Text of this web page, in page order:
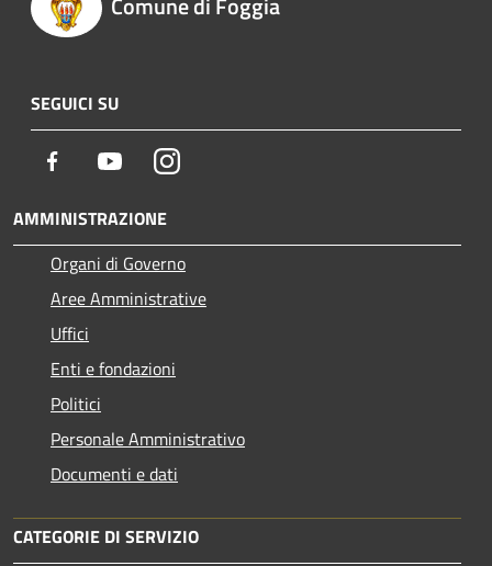
SEGUICI SU
Facebook YoutubeInstagram
AMMINISTRAZIONE
Organi di Governo
Aree Amministrative
Uffici
Enti e fondazioni
Politici
Personale Amministrativo
Documenti e dati
CATEGORIE DI SERVIZIO